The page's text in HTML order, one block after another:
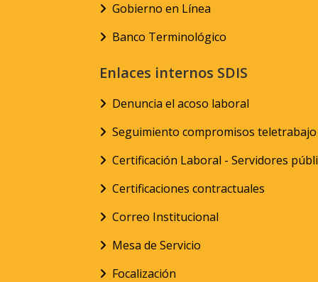
Gobierno en Línea
Banco Terminológico
Enlaces internos SDIS
Denuncia el acoso laboral
Seguimiento compromisos teletrabajo
Certificación Laboral - Servidores
Certificaciones contractuales
Correo Institucional
Mesa de Servicio
Focalización